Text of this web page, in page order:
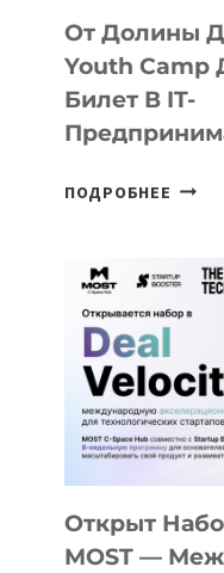
От Долины
Youth Camp
Билет В IT-
ПОДРОБНЕЕ ОТ
КАК
AI
YOUTH
CAMP
ДАЛ
30
В
Открыт
MOST —